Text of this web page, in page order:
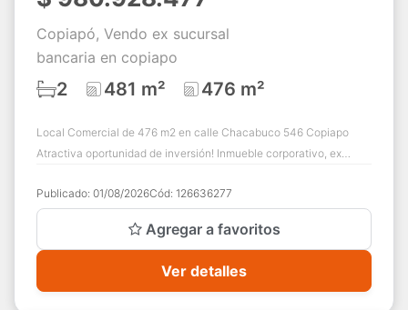
Copiapó, Vendo ex sucursal
bancaria en copiapo
2 481 m² 476 m²
Local Comercial de 476 m2 en calle Chacabuco 546 Copiapo
Atractiva oportunidad de inversión! Inmueble corporativo, ex
Publicado: 01/08/2026Cód: 126636277
Agregar a favoritos
Ver detalles